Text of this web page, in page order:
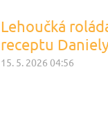
Lehoučká
receptu
15. 5. 2026 04:56